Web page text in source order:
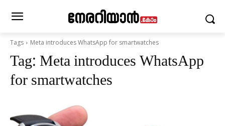
Tags Meta introduces WhatsApp for smartwatches
Tag: Meta introduces WhatsApp
for smartwatches